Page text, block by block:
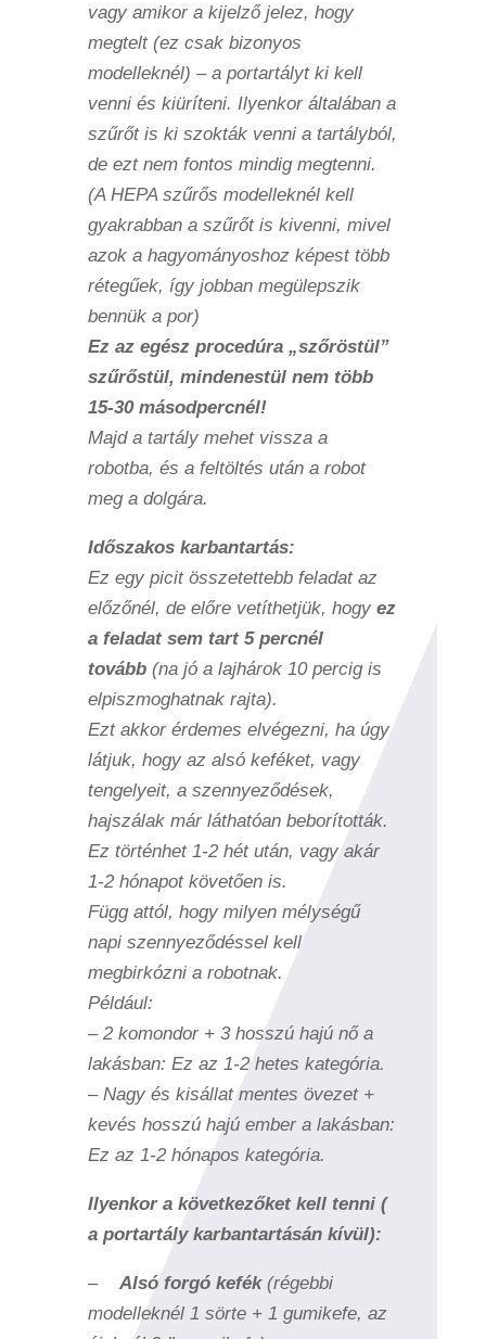
vagy amikor a kijelző jelez, hogy
megtelt (ez csak bizonyos
modelleknél) – a portartályt ki kell
venni és kiüríteni. Ilyenkor általában a
szűrőt is ki szokták venni a tartályból,
de ezt nem fontos mindig megtenni.
(A HEPA szűrős modelleknél kell
gyakrabban a szűrőt is kivenni, mivel
azok a hagyományoshoz képest több
rétegűek, így jobban megülepszik
bennük a por)
Ez az egész procedúra „szőröstül”
szűrőstül, mindenestül nem több
15-30 másodpercnél!
Majd a tartály mehet vissza a
robotba, és a feltöltés után a robot
meg a dolgára.
Időszakos karbantartás:
Ez egy picit összetettebb feladat az
előzőnél, de előre vetíthetjük, hogy ez
a feladat sem tart 5 percnél
tovább (na jó a lajhárok 10 percig is
elpiszmoghatnak rajta).
Ezt akkor érdemes elvégezni, ha úgy
látjuk, hogy az alsó keféket, vagy
tengelyeit, a szennyeződések,
hajszálak már láthatóan beborították.
Ez történhet 1-2 hét után, vagy akár
1-2 hónapot követően is.
Függ attól, hogy milyen mélységű
napi szennyeződéssel kell
megbirkózni a robotnak.
Például:
– 2 komondor + 3 hosszú hajú nő a
lakásban: Ez az 1-2 hetes kategória.
– Nagy és kisállat mentes övezet +
kevés hosszú hajú ember a lakásban:
Ez az 1-2 hónapos kategória.
Ilyenkor a következőket kell tenni (
a portartály karbantartásán kívül):
– Alsó forgó kefék (régebbi
modelleknél 1 sörte + 1 gumikefe, az